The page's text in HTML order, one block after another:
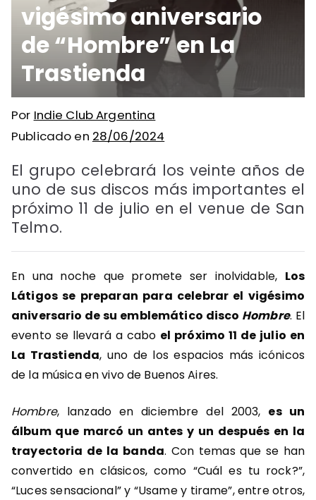
vigésimo aniversario
de “Hombre” en La
Trastienda
Por Indie Club Argentina
Publicado en 28/06/2024
El grupo celebrará los veinte años de
uno de sus discos más importantes el
próximo 11 de julio en el venue de San
Telmo.
En una noche que promete ser inolvidable, Los
Látigos se preparan para celebrar el vigésimo
aniversario de su emblemático disco Hombre. El
evento se llevará a cabo el próximo 11 de julio en
La Trastienda, uno de los espacios más icónicos
de la música en vivo de Buenos Aires.
Hombre, lanzado en diciembre del 2003, es un
álbum que marcó un antes y un después en la
trayectoria de la banda. Con temas que se han
convertido en clásicos, como “Cuál es tu rock?”,
“Luces sensacional” y “Usame y tirame”, entre otros,